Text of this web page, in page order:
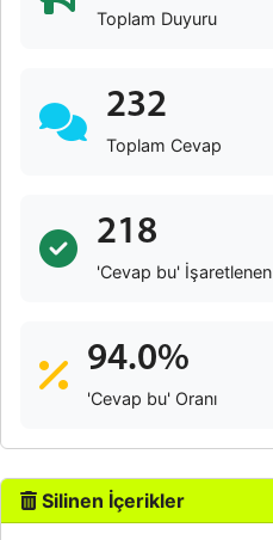
Toplam Duyuru
232
Toplam Cevap
218
'Cevap bu' İşaretlenen
94.0%
'Cevap bu' Oranı
Silinen İçerikler